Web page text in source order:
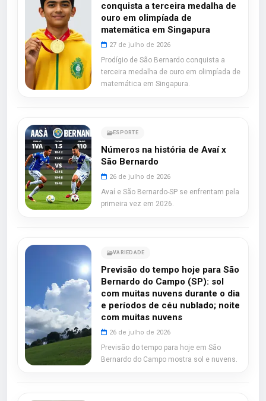
conquista a terceira medalha de
ouro em olimpíada de
matemática em Singapura
27 de julho de 2026
Prodígio de São Bernardo conquista a
terceira medalha de ouro em olimpíada de
matemática em Singapura.
ESPORTE
Números na história de Avaí x
São Bernardo
26 de julho de 2026
Avaí e São Bernardo-SP se enfrentam pela
primeira vez em 2026.
VARIEDADE
Previsão do tempo hoje para São
Bernardo do Campo (SP): sol
com muitas nuvens durante o dia
e períodos de céu nublado; noite
com muitas nuvens
26 de julho de 2026
Previsão do tempo para hoje em São
Bernardo do Campo mostra sol e nuvens.